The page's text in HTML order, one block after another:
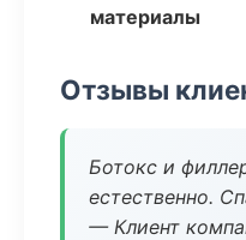
материалы
Отзывы
Ботокс и
естественно.
— Клиент